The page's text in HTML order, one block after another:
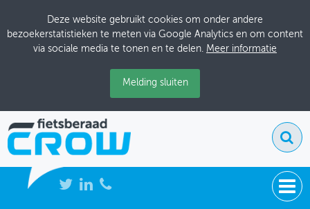
Deze website gebruikt cookies om onder andere
bezoekerstatistieken te meten via Google Analytics en om content
via sociale media te tonen en te delen. Meer informatie
Melding sluiten